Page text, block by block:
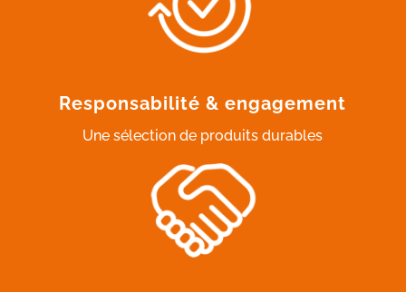
Responsabilité & engagement
Une sélection de produits durables